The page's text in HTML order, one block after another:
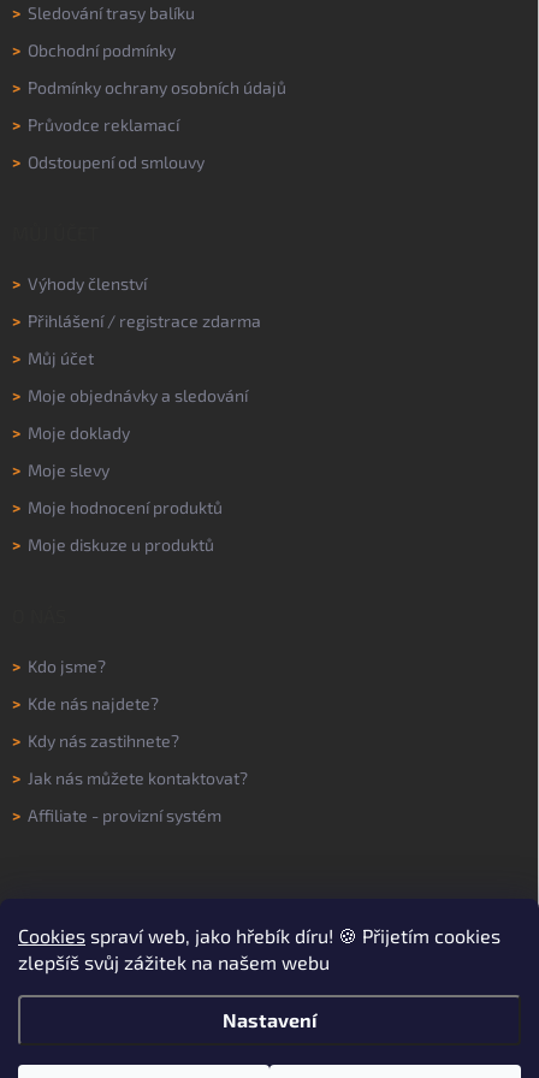
Cookies spraví web, jako hřebík díru! 🍪 Přijetím cookies
zlepšíš svůj zážitek na našem webu
Nastavení
> Sledování trasy balíku
> Obchodní podmínky
> Podmínky ochrany osobních údajů
> Průvodce reklamací
> Odstoupení od smlouvy
> Výhody členství
> Přihlášení/ registrace zdarma
> Můj účet
> Moje objednávky a sledování
> Moje doklady
> Moje slevy
> Moje hodnocení produktů
> Moje diskuze u produktů
> Kdo jsme?
> Kde nás najdete?
> Kdy nás zastihnete?
> Jak nás můžete kontaktovat?
> Affiliate - provizní systém
Copyright 2026WORKNOW. Všechna práva vyhrazena.Upravit nastavení